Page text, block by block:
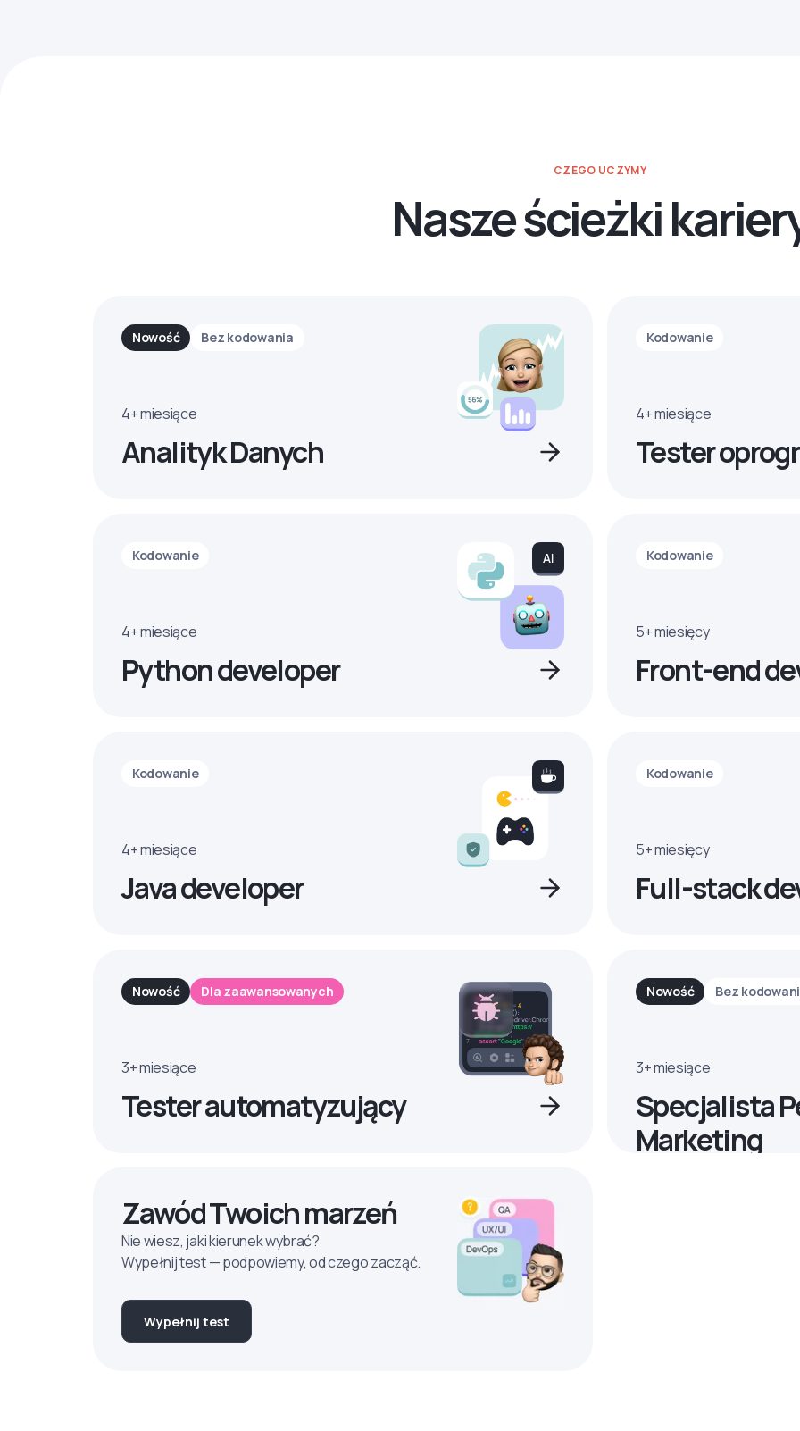
CZEGO UCZYMY
Nasze ścieżki
Nowość Bez kodowania
4+ miesiące
Analityk Danych
Kodowanie
4+ miesiące
Tester
Kodowanie
4+ miesiące
Python developer
Kodowanie
5+ miesięcy
Front-end
Kodowanie
4+ miesiące
Java developer
Kodowanie
5+ miesięcy
Full-stack
Nowość Dla zaawansowanych
3+ miesiące
Tester automatyzujący
Nowość Bez
3+ miesiące
Specjalista
Marketing
Zawód Twoich marzeń
Nie wiesz, jaki kierunek wybrać?
Wypełnij test — podpowiemy, od czego zacząć.
Wypełnij test